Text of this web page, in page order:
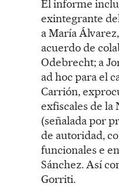
El informe
exintegrante
a María
acuerdo de
Odebrecht; a
ad hoc para el
Carrión,
exfiscales de la
(señalada por
de autoridad,
funcionales e
Sánchez. Así
Gorriti.